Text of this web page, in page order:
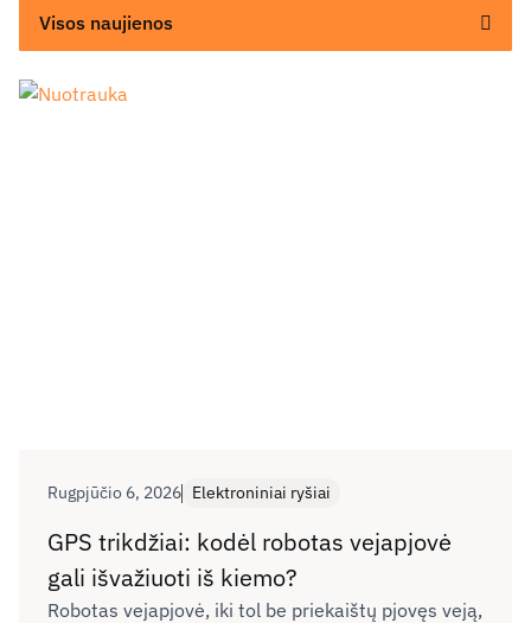
Visos naujienos
Rugpjūčio 6, 2026 Elektroniniai ryšiai
GPS trikdžiai: kodėl robotas vejapjovė
gali išvažiuoti iš kiemo?
Robotas vejapjovė, iki tol be priekaištų pjovęs veją,